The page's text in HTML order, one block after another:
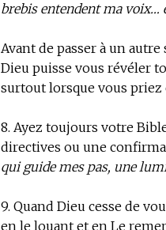
brebis entendent ma voix…
Avant de passer à un
Dieu puisse vous révéler
surtout lorsque vous priez
8. Ayez toujours votre
directives ou une
qui guide mes pas, une
9. Quand Dieu cesse de
en le louant et en Le